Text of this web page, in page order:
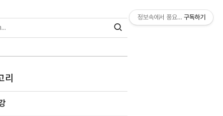
리
정보속에서 풍요찾기구독하기